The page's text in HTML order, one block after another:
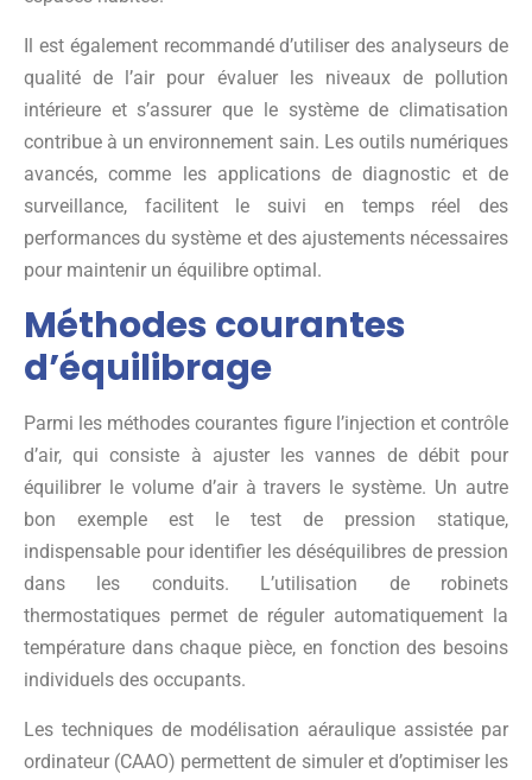
Il est également recommandé d’utiliser des analyseurs de
qualité de l’air pour évaluer les niveaux de pollution
intérieure et s’assurer que le système de climatisation
contribue à un environnement sain. Les outils numériques
avancés, comme les applications de diagnostic et de
surveillance, facilitent le suivi en temps réel des
performances du système et des ajustements nécessaires
pour maintenir un équilibre optimal.
Méthodes courantes
d’équilibrage
Parmi les méthodes courantes figure l’injection et contrôle
d’air, qui consiste à ajuster les vannes de débit pour
équilibrer le volume d’air à travers le système. Un autre
bon exemple est le test de pression statique,
indispensable pour identifier les déséquilibres de pression
dans les conduits. L’utilisation de robinets
thermostatiques permet de réguler automatiquement la
température dans chaque pièce, en fonction des besoins
individuels des occupants.
Les techniques de modélisation aéraulique assistée par
ordinateur (CAAO) permettent de simuler et d’optimiser les